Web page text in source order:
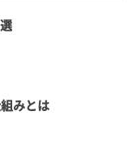
みとは